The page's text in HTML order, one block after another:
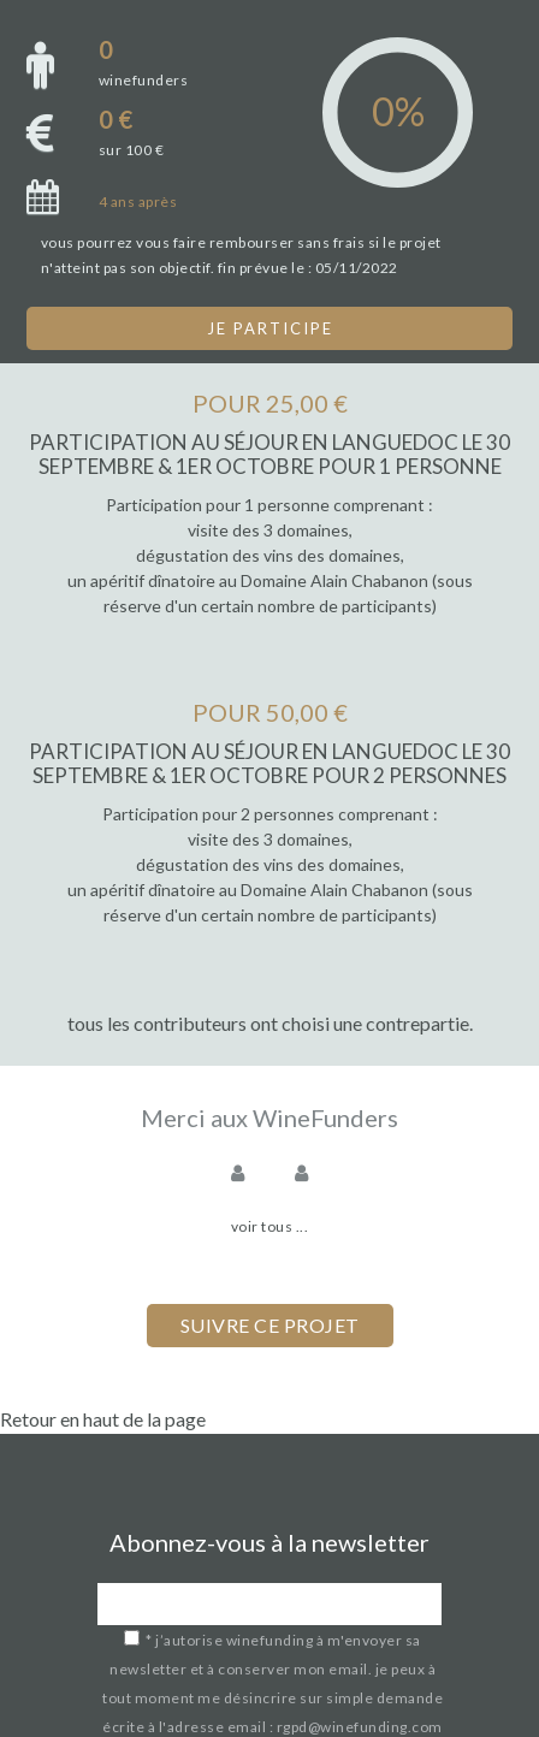
0
winefunders
0 €
sur 100 €
4 ans après
vous pourrez vous faire rembourser sans frais si le projet
n'atteint pas son objectif. fin prévue le : 05/11/2022
JE PARTICIPE
POUR 25,00 €
PARTICIPATION AU SÉJOUR EN LANGUEDOC LE 30
SEPTEMBRE & 1ER OCTOBRE POUR 1 PERSONNE
Participation pour 1 personne comprenant :
visite des 3 domaines,
dégustation des vins des domaines,
un apéritif dînatoire au Domaine Alain Chabanon (sous
réserve d'un certain nombre de participants)
POUR 50,00 €
PARTICIPATION AU SÉJOUR EN LANGUEDOC LE 30
SEPTEMBRE & 1ER OCTOBRE POUR 2 PERSONNES
Participation pour 2 personnes comprenant :
visite des 3 domaines,
dégustation des vins des domaines,
un apéritif dînatoire au Domaine Alain Chabanon (sous
réserve d'un certain nombre de participants)
tous les contributeurs ont choisi une contrepartie.
Merci aux WineFunders
voir tous ...
Retour en haut de la page
Abonnez-vous à la newsletter
* j’autorise winefunding à m'envoyer sa
newsletter et à conserver mon email. je peux à
tout moment me désincrire sur simple demande
écrite à l'adresse email : rgpd@winefunding.com